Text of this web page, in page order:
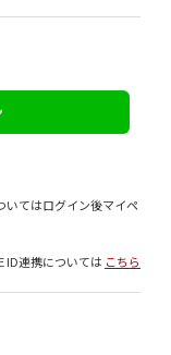
いてはログイン後マイペ
ID連携については こちら